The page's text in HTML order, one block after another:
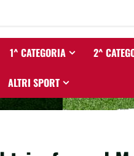
1^ CATEGORIA 2^
ALTRI SPORT